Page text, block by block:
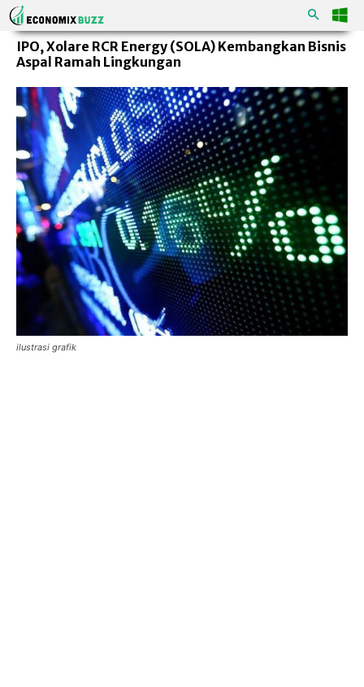
IPO, Xolare RCR Energy (SOLA) Kembangkan Bisnis
Aspal Ramah Lingkungan
ilustrasi grafik